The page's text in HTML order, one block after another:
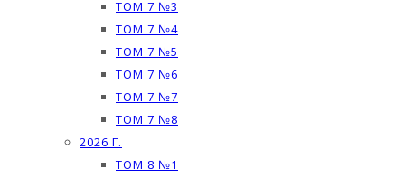
ТОМ 7 №3
ТОМ 7 №4
ТОМ 7 №5
ТОМ 7 №6
ТОМ 7 №7
ТОМ 7 №8
2026 Г.
ТОМ 8 №1